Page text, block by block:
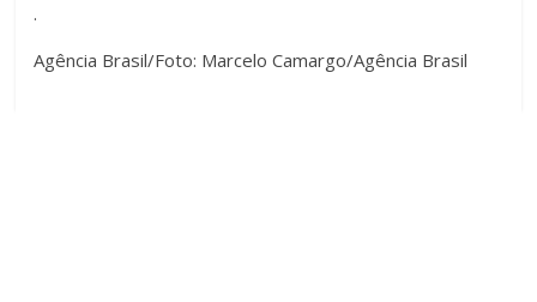
.
Agência Brasil/Foto: Marcelo Camargo/Agência Brasil